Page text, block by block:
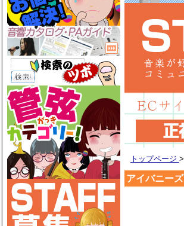
トップページ >
アイバニーズ